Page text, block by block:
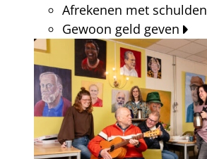
Afrekenen met schulden
Gewoon geld geven